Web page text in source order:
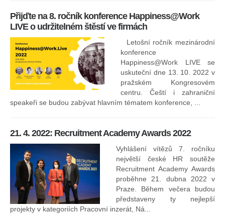
Přijďte na 8. ročník konference Happiness@Work
LIVE o udržitelném štěstí ve firmách
Letošní ročník mezinárodní
konference
Happiness@Work LIVE se
uskuteční dne 13. 10. 2022 v
pražském Kongresovém
centru. Čeští i zahraniční
speakeři se budou zabývat hlavním tématem konference, ...
21. 4. 2022: Recruitment Academy Awards 2022
Vyhlášení vítězů 7. ročníku
největší české HR soutěže
Recruitment Academy Awards
proběhne 21. dubna 2022 v
Praze. Během večera budou
představeny ty nejlepší
projekty v kategoriích Pracovní inzerát, Ná...